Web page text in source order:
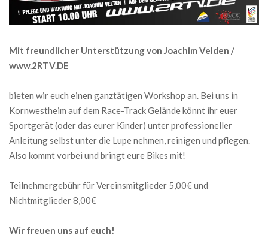
Mit freundlicher Unterstützung von Joachim Velden /
www.2RTV.DE
bieten wir euch einen ganztätigen Workshop an. Bei uns in
Kornwestheim auf dem Race-Track Gelände könnt ihr euer
Sportgerät (oder das eurer Kinder) unter professioneller
Anleitung selbst unter die Lupe nehmen, reinigen und pflegen.
Also kommt vorbei und bringt eure Bikes mit!
Teilnehmergebühr für Vereinsmitglieder 5,00€ und
Nichtmitglieder 8,00€
Wir freuen uns auf euch!